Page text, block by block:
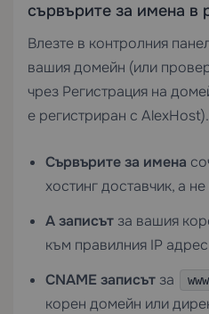
сървърите за имена в
Влезте в контролния
вашия домейн (или
чрез Регистрация на
е регистриран с
Сървърите за имена
хостинг доставчик, а
A записът за вашия
към правилния IP
CNAME записът за www
корен домейн или